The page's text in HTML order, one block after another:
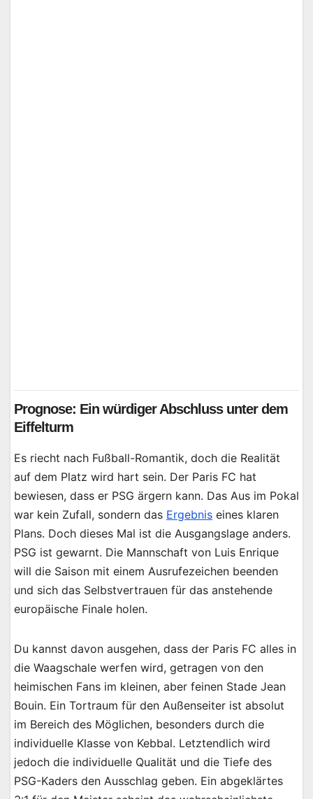
Prognose: Ein würdiger Abschluss unter dem
Eiffelturm
Es riecht nach Fußball-Romantik, doch die Realität
auf dem Platz wird hart sein. Der Paris FC hat
bewiesen, dass er PSG ärgern kann. Das Aus im Pokal
war kein Zufall, sondern das Ergebnis eines klaren
Plans. Doch dieses Mal ist die Ausgangslage anders.
PSG ist gewarnt. Die Mannschaft von Luis Enrique
will die Saison mit einem Ausrufezeichen beenden
und sich das Selbstvertrauen für das anstehende
europäische Finale holen.
Du kannst davon ausgehen, dass der Paris FC alles in
die Waagschale werfen wird, getragen von den
heimischen Fans im kleinen, aber feinen Stade Jean
Bouin. Ein Tortraum für den Außenseiter ist absolut
im Bereich des Möglichen, besonders durch die
individuelle Klasse von Kebbal. Letztendlich wird
jedoch die individuelle Qualität und die Tiefe des
PSG-Kaders den Ausschlag geben. Ein abgeklärtes